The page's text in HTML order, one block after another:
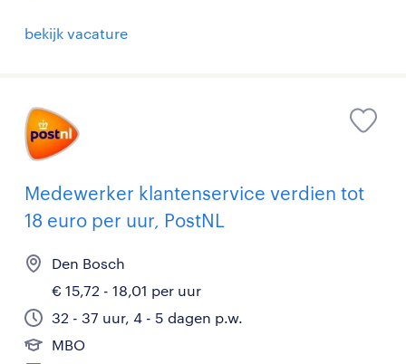
bekijk vacature
Medewerker klantenservice verdien tot
18 euro per uur, PostNL
Den Bosch
€ 15,72 - 18,01 per uur
32 - 37 uur, 4 - 5 dagen p.w.
MBO